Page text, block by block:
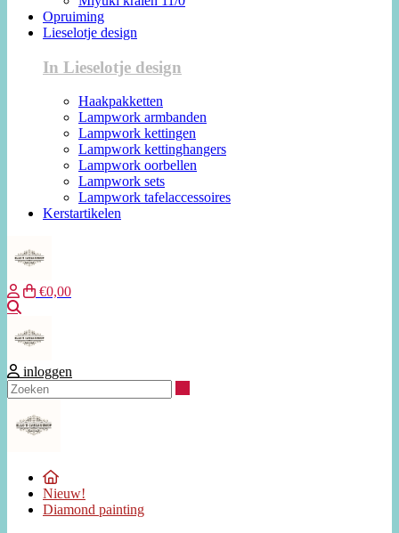
Opruiming
Lieselotje design
In Lieselotje design
Haakpakketten
Lampwork armbanden
Lampwork kettingen
Lampwork kettinghangers
Lampwork oorbellen
Lampwork sets
Lampwork tafelaccessoires
Kerstartikelen
€0,00
inloggen
Nieuw!
Diamond painting